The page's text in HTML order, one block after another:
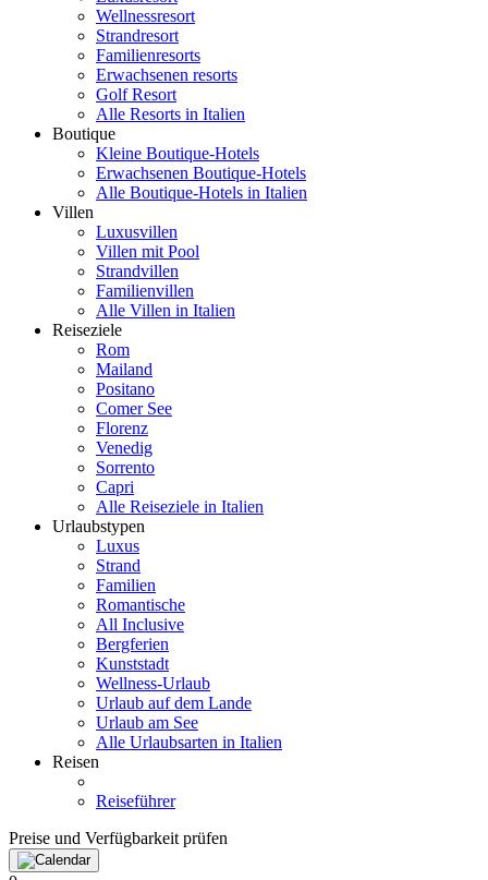
Wellnessresort
Strandresort
Familienresorts
Erwachsenen resorts
Golf Resort
Alle Resorts in Italien
Boutique
Kleine Boutique-Hotels
Erwachsenen Boutique-Hotels
Alle Boutique-Hotels in Italien
Villen
Luxusvillen
Villen mit Pool
Strandvillen
Familienvillen
Alle Villen in Italien
Reiseziele
Rom
Mailand
Positano
Comer See
Florenz
Venedig
Sorrento
Capri
Alle Reiseziele in Italien
Urlaubstypen
Luxus
Strand
Familien
Romantische
All Inclusive
Bergferien
Kunststadt
Wellness-Urlaub
Urlaub auf dem Lande
Urlaub am See
Alle Urlaubsarten in Italien
Reisen
Reiseführer
Preise und Verfügbarkeit prüfen